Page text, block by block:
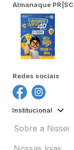
Almanaque PR|SC
Redes sociais
Institucional
Sobre a Nissei